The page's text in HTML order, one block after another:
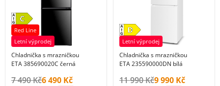
Red Line
Letní výprodej
Chladnička s mrazničkou
ETA 385690020C černá
Původní cena s DPH:
7 490 KčCena s DPH:
6 490 Kč
Letní výprodej
Chladnička s mrazničkou
ETA 235590000DN bílá
Původní cena s DPH:
11 990 KčCena s DPH:
9 990 Kč